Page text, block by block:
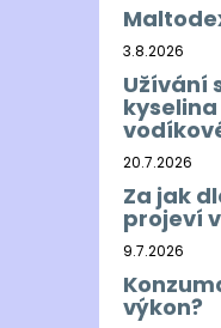
3.8.2026
Užívání
20.7.2026
Za jak
projeví
9.7.2026
výkon?